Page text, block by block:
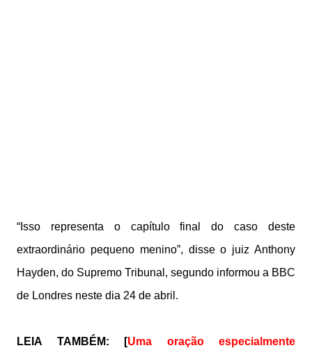
“Isso representa o capítulo final do caso deste
extraordinário pequeno menino”, disse o juiz Anthony
Hayden, do Supremo Tribunal, segundo informou a BBC
de Londres neste dia 24 de abril.
LEIA TAMBÉM: [Uma oração especialmente